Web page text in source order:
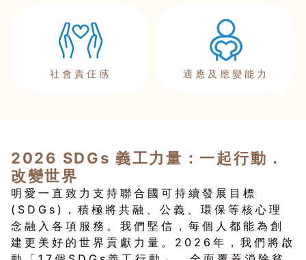
社會責仼感 適應及應變能力
2026 SDGs 義工力量：一起行動．
改變世界
明愛一直致力支持聯合國可持續發展目標
(SDGs)，積極將共融、公義、環保等核心理
念融入各項服務。我們堅信，每個人都能為創
建更美好的世界貢獻力量。2026年，我們將啟